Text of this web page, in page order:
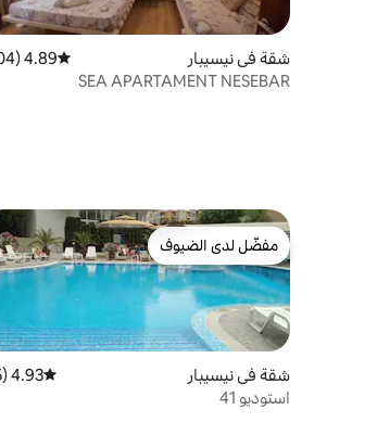
شقة في نيسيبار متوسط التقييم 4.89 من 5،
4.89 (204)
SEA APARTAMENT NESEBAR
مفضّل لدى الضيوف
مفضّل لدى الضيوف
شقة في نيسيبار متوسط التقييم 4.93
4.93 (15)
استوديو 41